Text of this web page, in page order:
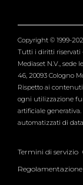
Verissimo
Copyright © 1999-
Tutti i diritti riservati
Mediaset N.V., sede
46, 20093 Cologno
Rispetto ai
ogni utilizzazione
artificiale
automatizzati di
Termini di servizio